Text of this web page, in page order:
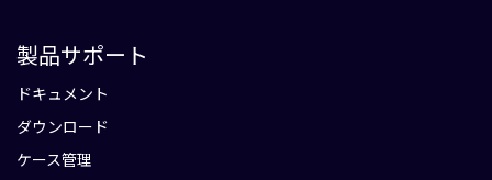
製品サポート
ドキュメント
ダウンロード
ケース管理